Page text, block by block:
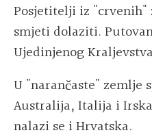
Posjetitelji iz "crvenih"
smjeti dolaziti.
Ujedinjenog
U "narančaste" zemlje
Australija, Italija i
nalazi se i Hrvatska.